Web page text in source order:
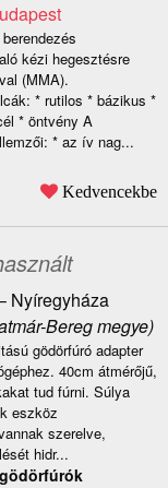
kézi hegesztésre
(MMA).
* rutilos * bázikus *
* öntvény A
* az ív nag...
Kedvencekbe
Nyíregyháza
Bereg megye)
gödörfúró adapter
40cm átmérőjű,
tud fúrni. Súlya
eszköz
szerelve,
hidr...